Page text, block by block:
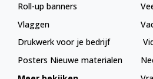
Roll-up banners
Vlaggen
Drukwerk voor je bedrijf
Posters Nieuwe materialen